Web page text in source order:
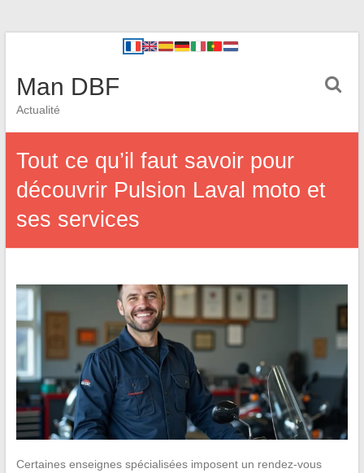
Man DBF
Actualité
Tout ce qu’il faut savoir pour
découvrir Pulsion Laval moto et
ses services
Certaines enseignes spécialisées imposent un rendez-vous